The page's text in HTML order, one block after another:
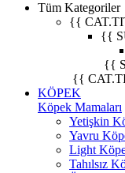
Tüm Kategoriler
{{
{{
{{
{{
KÖPEK
Köpek Mamaları
Yetişkin
Yavru
Light
Tahılsız